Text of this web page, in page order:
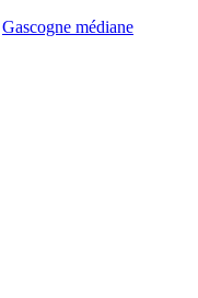
Gascogne médiane